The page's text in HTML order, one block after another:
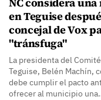
en Teguise
concejal de Vox
"tránsfuga"
La presidenta del
Teguise, Belén Machín,
debe cumplir el pacto
ofrecer al municipio